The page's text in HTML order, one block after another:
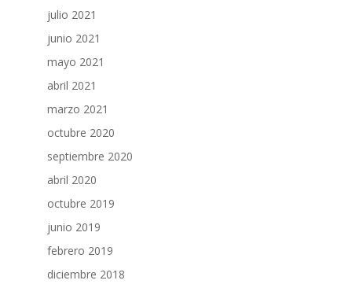
julio 2021
junio 2021
mayo 2021
abril 2021
marzo 2021
octubre 2020
septiembre 2020
abril 2020
octubre 2019
junio 2019
febrero 2019
diciembre 2018